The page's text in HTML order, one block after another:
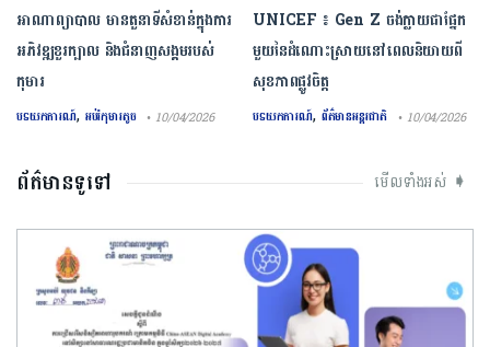
អាណាព្យាបាល មានតួនាទីសំខាន់ក្នុងការ
អភិវឌ្ឍខួរក្បាល និងជំនាញសង្គមរបស់
កុមារ
បទយកការណ៍, អប់រំកុមារតូច • 10/04/2026
UNICEF ៖ Gen Z ចង់ក្លាយ​ជា​ផ្នែក​
មួយ​នៃ​ដំណោះស្រាយ​នៅ​ពេល​និយាយ​ពី
សុខភាព​ផ្លូវចិត្ត
បទយកការណ៍, ព័ត៌មានអន្តរជាតិ • 10/04/2026
ព័ត៌មានទូទៅ មើលទាំងអស់ ➧